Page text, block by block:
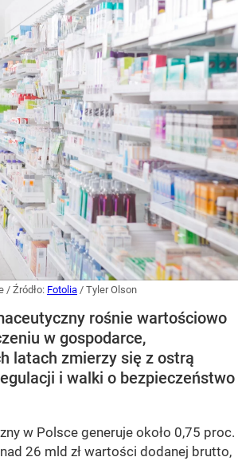
/ Źródło: Fotolia / Tyler Olson
rośnie wartościowo
w gospodarce,
latach zmierzy się z ostrą
i walki o bezpieczeństwo
w Polsce generuje około 0,75 proc.
26 mld zł wartości dodanej brutto,